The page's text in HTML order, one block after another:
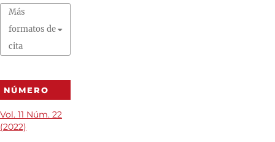
Más
formatos de
cita
NÚMERO
Vol. 11 Núm. 22
(2022)